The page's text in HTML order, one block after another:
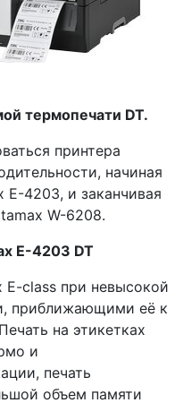
термопечати DT.
принтера
начиная
4203, и заканчивая
W-6208.
E-4203 DT
E-class при невысокой
приближающими её к
на этикетках
и
печать
объем памяти